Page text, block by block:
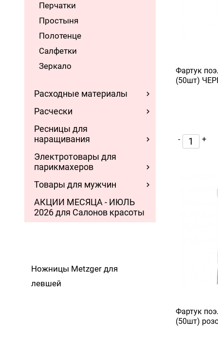
Перчатки
Простыня
Полотенце
Салфетки
Зеркало
Расходные материалы
Расчески
Ресницы для
наращивания
Электротовары для
парикмахеров
Товары для мужчин
АКЦИИ МЕСЯЦА - ИЮЛЬ
2026 для Салонов красоты
Ножницы Metzger для
левшей
Фартук
(50шт)
- +
Фартук
(50шт)